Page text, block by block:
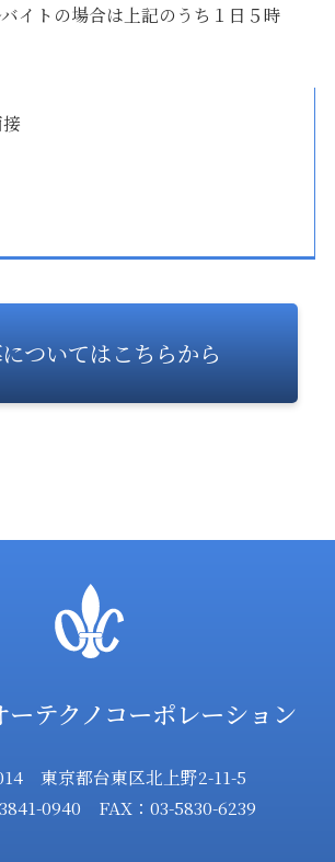
イトの場合は上記のうち１日５時
ついてはこちらから
テクノコーポレーション
東京都台東区北上野2-11-5
0940 FAX：03-5830-6239